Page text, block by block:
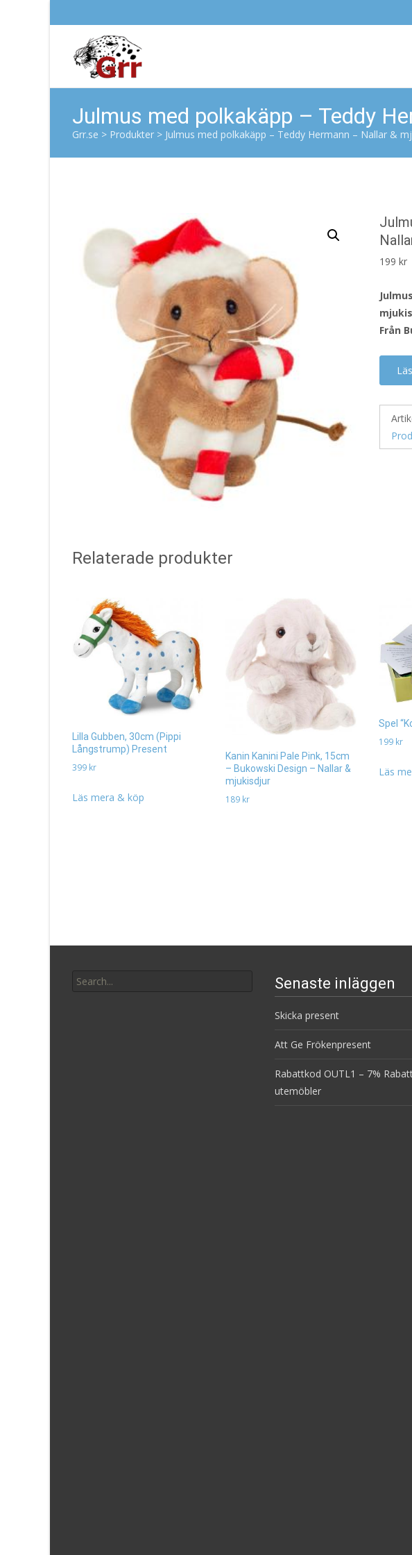
Julmus med polkakäpp – Teddy
Grr.se > Produkter > Julmus med polkakäpp – Teddy Hermann – Nallar &
199kr
Från
Relaterade produkter
Lilla Gubben, 30cm (Pippi
Långstrump) Present
399 kr
Läs mera & köp
Kanin Kanini Pale Pink, 15cm
– Bukowski Design – Nallar &
mjukisdjur
189 kr
Spel
199 kr
Läs
for:
Senaste inläggen
Skicka present
Att Ge Frökenpresent
Rabattkod OUTL1 – 7%
utemöbler